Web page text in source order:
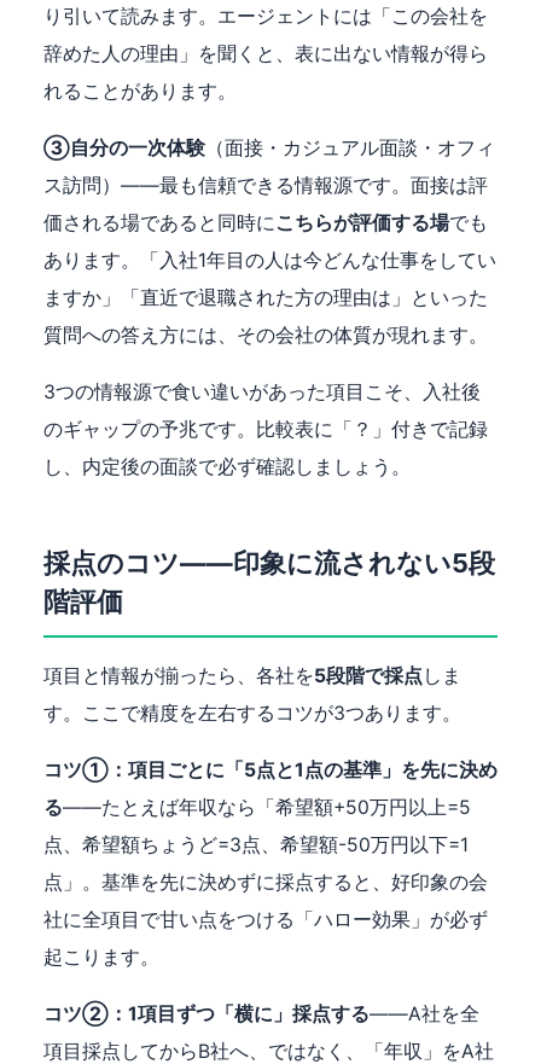
り引いて読みます。エージェントには「この会社を
辞めた人の理由」を聞くと、表に出ない情報が得ら
れることがあります。
③自分の一次体験 （面接・カジュアル面談・オフィ
ス訪問）——最も信頼できる情報源です。面接は評
価される場であると同時にこちらが評価する場でも
あります。「入社1年目の人は今どんな仕事をしてい
ますか」「直近で退職された方の理由は」といった
質問への答え方には、その会社の体質が現れます。
3つの情報源で食い違いがあった項目こそ、入社後
のギャップの予兆です。比較表に「？」付きで記録
し、内定後の面談で必ず確認しましょう。
採点のコツ——印象に流されない5段
階評価
項目と情報が揃ったら、各社を5段階で採点 しま
す。ここで精度を左右するコツが3つあります。
コツ①：項目ごとに「5点と1点の基準」を先に決め
る——たとえば年収なら「希望額+50万円以上=5
点、希望額ちょうど=3点、希望額-50万円以下=1
点」。基準を先に決めずに採点すると、好印象の会
社に全項目で甘い点をつける「ハロー効果」が必ず
起こります。
コツ②：1項目ずつ「横に」採点する——A社を全
項目採点してからB社へ、ではなく、「年収」をA社